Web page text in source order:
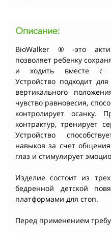
Описание:
BioWalker ® -это
позволяет ребенку
и ходить вместе с
Устройство подходит
вертикального
чувство равновесия,
контролирует осанку.
контрактур, тренирует
Устройство
навыков за счет
глаз и стимулирует
Изделие состоит из
бедренной детской
платформами для стоп.
Перед применением